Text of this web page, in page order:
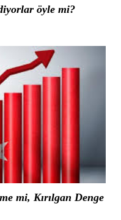
öyle mi?
mi, Kırılgan Denge